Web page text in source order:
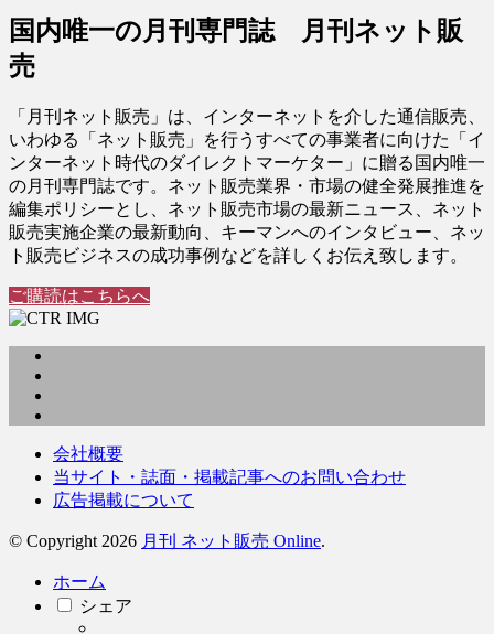
国内唯一の月刊専門誌 月刊ネット販
売
「月刊ネット販売」は、インターネットを介した通信販売、
いわゆる「ネット販売」を行うすべての事業者に向けた「イ
ンターネット時代のダイレクトマーケター」に贈る国内唯一
の月刊専門誌です。ネット販売業界・市場の健全発展推進を
編集ポリシーとし、ネット販売市場の最新ニュース、ネット
販売実施企業の最新動向、キーマンへのインタビュー、ネッ
ト販売ビジネスの成功事例などを詳しくお伝え致します。
ご購読はこちらへ
会社概要
当サイト・誌面・掲載記事へのお問い合わせ
広告掲載について
© Copyright 2026 月刊 ネット販売 Online.
ホーム
シェア